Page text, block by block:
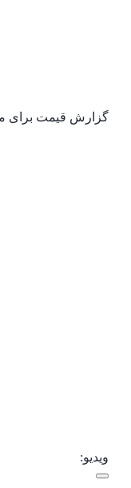
گزارش قیمت برای
ویدیو: